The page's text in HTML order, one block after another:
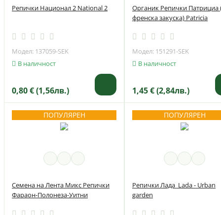
Репички Национал 2 National 2
Модел: 137059-SEK
В наличност
0,80 € (1,56лв.)
Органик Репички Патрициа
френска закуска) Patricia
Модел: 151291-SEK
В наличност
1,45 € (2,84лв.)
ПОПУЛЯРЕН
Семена на Лента Микс Репички
Фараон-Полонеза-Уитни
ПОПУЛЯРЕН
Репички Лада Lada - Urban
garden